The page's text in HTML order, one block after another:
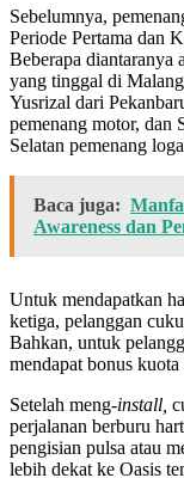
Sebelumnya,
Periode Pertama dan
Beberapa diantaranya
yang tinggal di
Yusrizal dari
pemenang motor, dan
Selatan pemenang
Baca juga:
Awareness dan
Untuk mendapatkan
ketiga, pelanggan
Bahkan, untuk
mendapat bonus
Setelah meng-install,
perjalanan berburu
pengisian pulsa atau
lebih dekat ke Oasis